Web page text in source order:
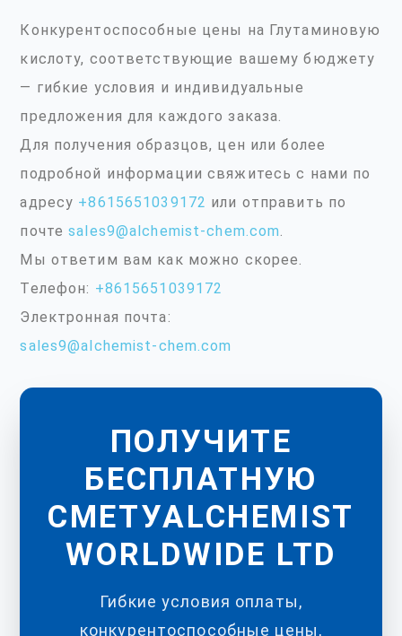
Конкурентоспособные цены на Глутаминовую
кислоту, соответствующие вашему бюджету
— гибкие условия и индивидуальные
предложения для каждого заказа.
Для получения образцов, цен или более
подробной информации свяжитесь с нами по
адресу +8615651039172 или отправить по
почтеsales9@alchemist-chem.com
Мы ответим вам как можно скорее.
Телефон: +8615651039172
Электронная почта:
sales9@alchemist-chem.com
ПОЛУЧИТЕ
БЕСПЛАТНУЮ
СМЕТУALCHEMIST
WORLDWIDE LTD
Гибкие условия оплаты,
конкурентоспособные цены,